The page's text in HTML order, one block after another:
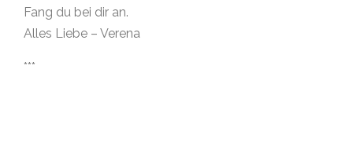
Fang du bei dir an.
Alles Liebe – Verena
***